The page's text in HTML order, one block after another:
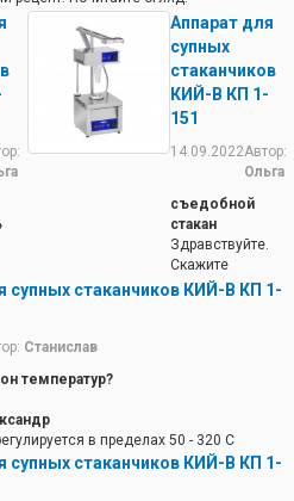
v.ua/ua/article/ua_Konusnaya-pitstsa-pyat-
Аппарат для
супных
стаканчиков
КИЙ-В КП 1-
151
14.09.2022Автор:
Ольга
съедобной
стакан
Здравствуйте.
Скажите
пожалуйста,
из теста, которое
запекается в
супных стаканчиков КИЙ-В КП 1-
Станислав
температур?
в пределах 50 - 320 С
супных стаканчиков КИЙ-В КП 1-